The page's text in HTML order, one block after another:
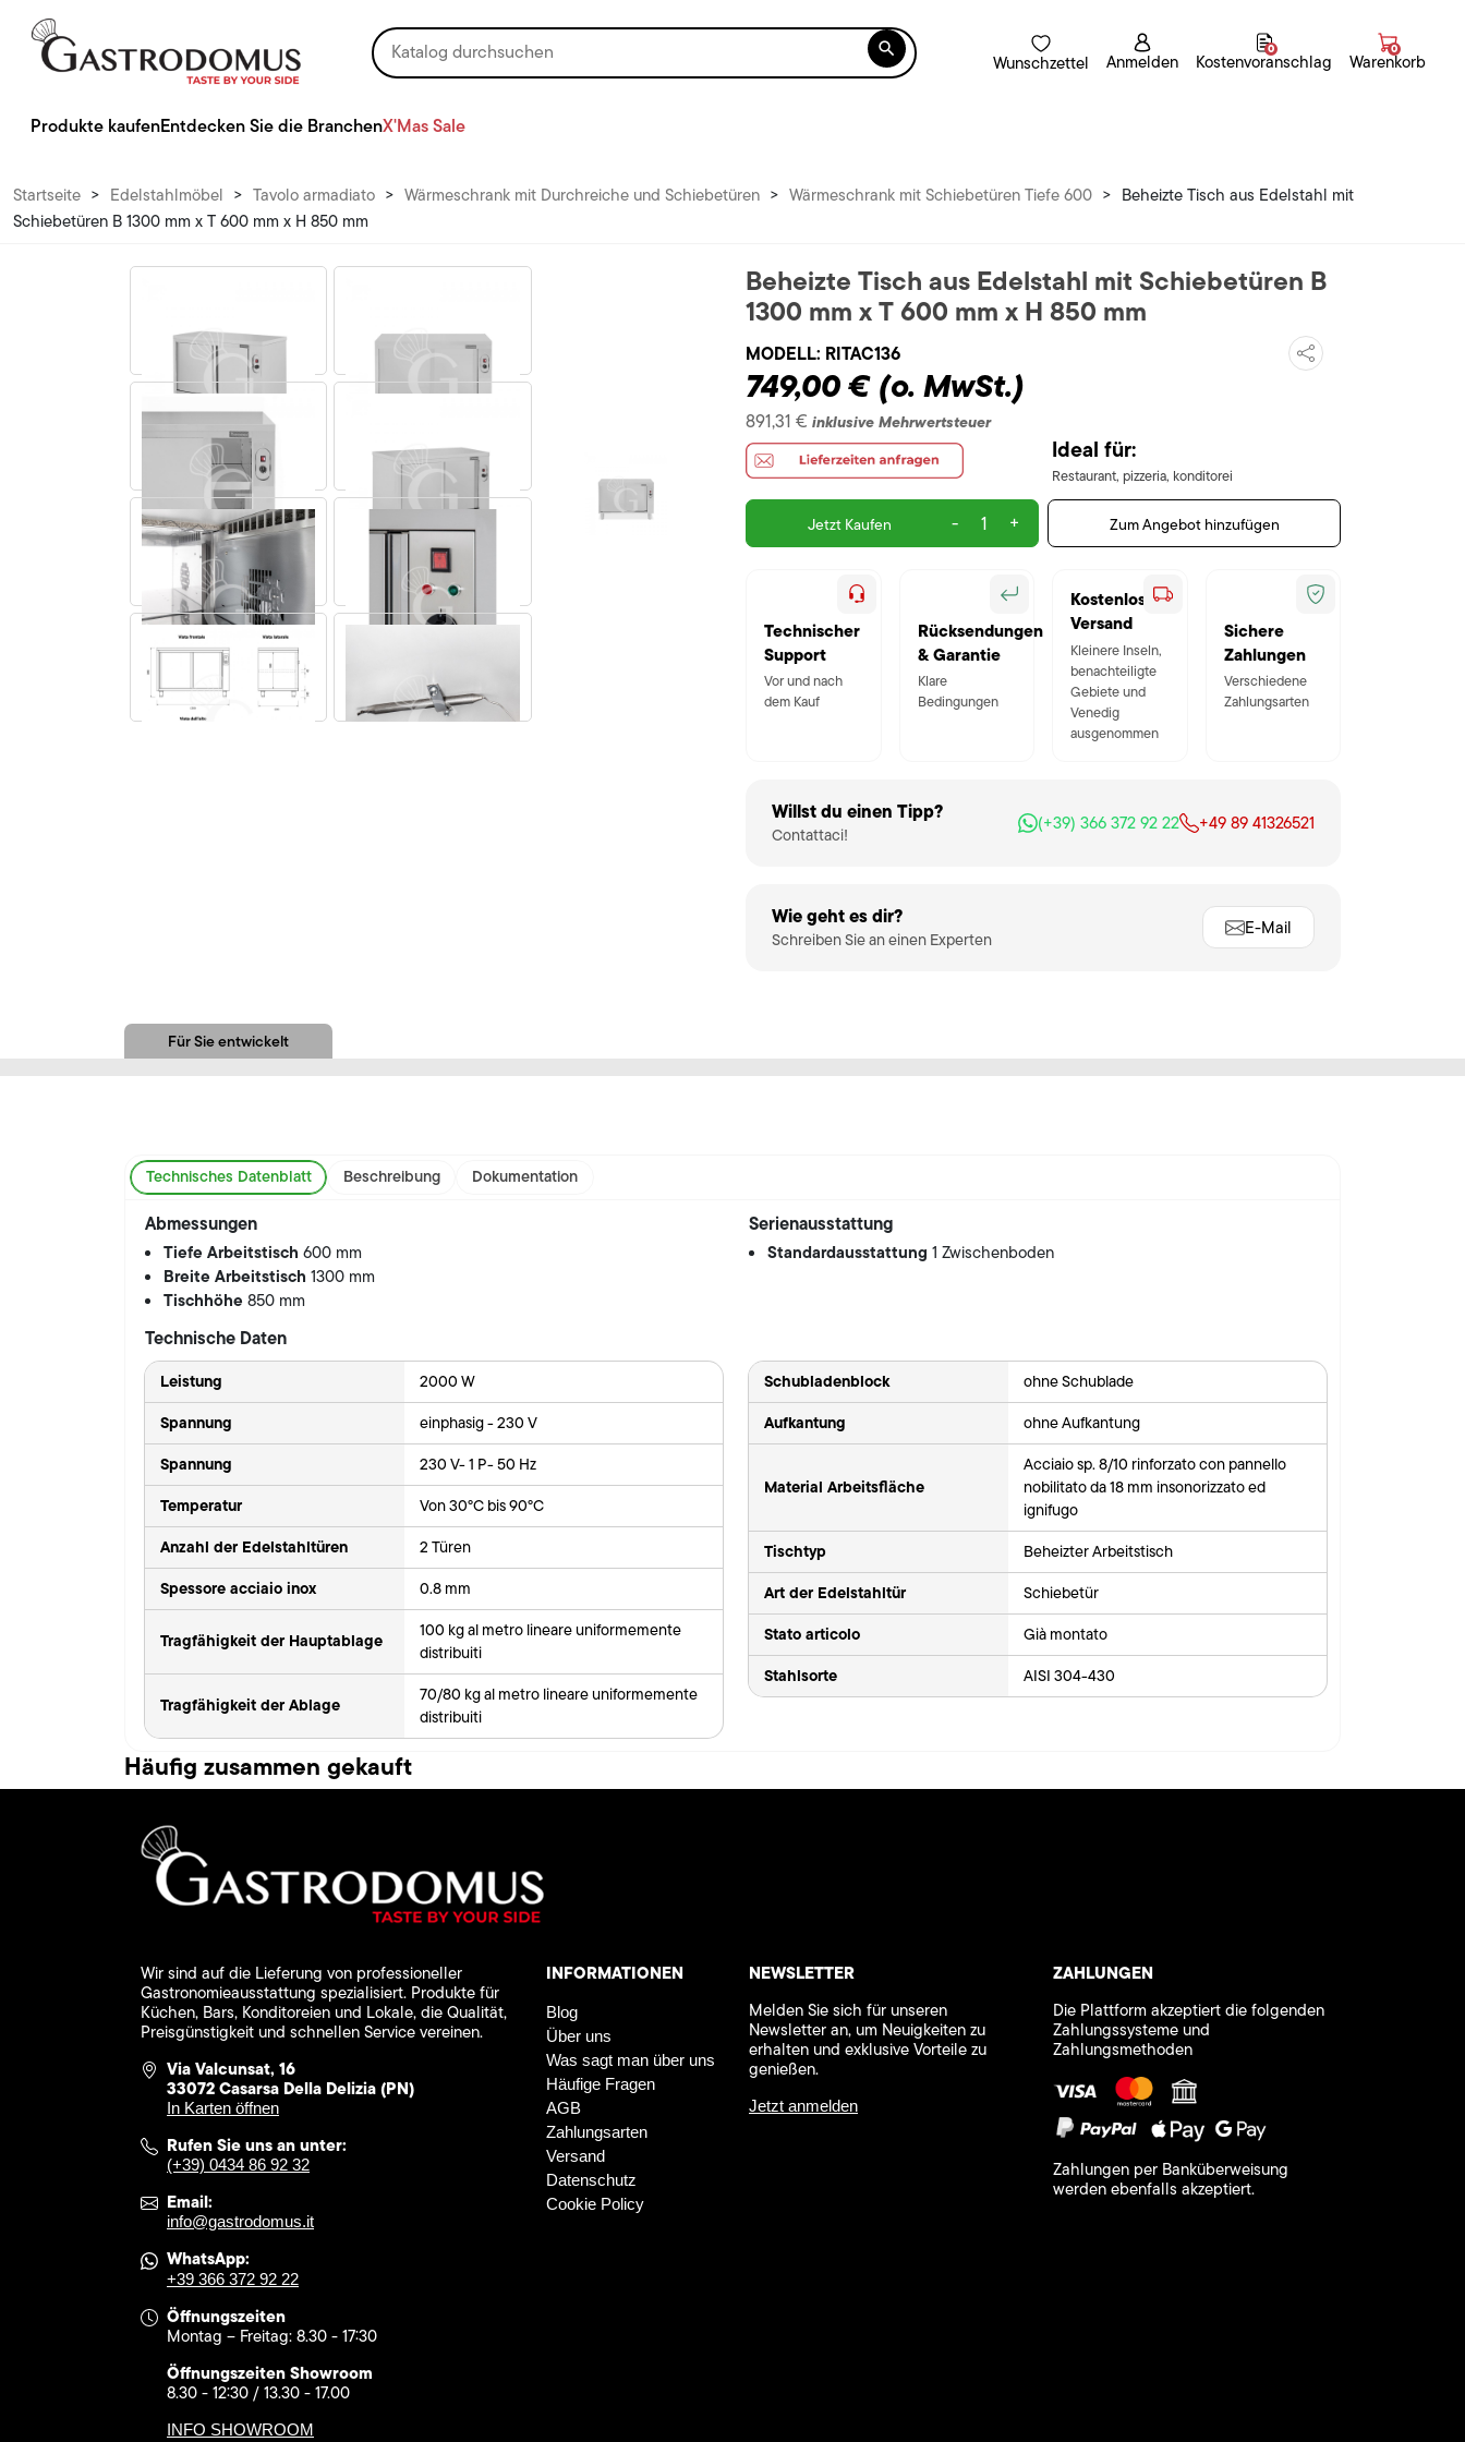

Wunschzettel Anmelden Kostenvoranschlag
0
Warenkorb
0
Produkte kaufenEntdecken Sie die BranchenX'Mas Sale
Startseite > Edelstahlmöbel > Tavolo armadiato > Wärmeschrank mit Durchreiche und Schiebetüren > Wärmeschrank mit Schiebetüren Tiefe 600 > Beheizte Tisch aus Edelstahl mit
Schiebetüren B 1300 mm x T 600 mm x H 850 mm
Beheizte Tisch aus Edelstahl mit Schiebetüren B
1300 mm x T 600 mm x H 850 mm
MODELL: RITAC136
749,00 € (o. MwSt.)
891,31 € inklusive Mehrwertsteuer
Ideal für:
Restaurant, pizzeria, konditorei
Jetzt Kaufen - + Zum Angebot hinzufügen
Technischer
Support
Vor und nach
dem Kauf
Rücksendungen
& Garantie
Klare
Bedingungen
Kostenloser
Versand
Kleinere Inseln,
benachteiligte
Gebiete und
Venedig
ausgenommen
Sichere
Zahlungen
Verschiedene
Zahlungsarten
Willst du einen Tipp?
Contattaci!
(+39) 366 372 92 22 +49 89 41326521
Wie geht es dir?
Schreiben Sie an einen Experten
E-Mail
Für Sie entwickelt
Technisches Datenblatt Beschreibung Dokumentation
Abmessungen
Tiefe Arbeitstisch600 mm
Breite Arbeitstisch1300 mm
Tischhöhe850 mm
Serienausstattung
Standardausstattung1 Zwischenboden
Technische Daten
Leistung 2000 W
Spannung einphasig - 230 V
Spannung 230 V- 1 P- 50 Hz
Temperatur Von 30°C bis 90°C
Anzahl der Edelstahltüren 2 Türen
Spessore acciaio inox 0.8 mm
Tragfähigkeit der Hauptablage
100 kg al metro lineare uniformemente
distribuiti
Tragfähigkeit der Ablage
70/80 kg al metro lineare uniformemente
distribuiti
Schubladenblock ohne Schublade
Aufkantung ohne Aufkantung
Material Arbeitsfläche
Acciaio sp. 8/10 rinforzato con pannello
nobilitato da 18 mm insonorizzato ed
ignifugo
Tischtyp Beheizter Arbeitstisch
Art der Edelstahltür Schiebetür
Stato articolo Già montato
Stahlsorte AISI 304-430
Häufig zusammen gekauft
Wir sind auf die Lieferung von professioneller
Gastronomieausstattung spezialisiert. Produkte für
Küchen, Bars, Konditoreien und Lokale, die Qualität,
Preisgünstigkeit und schnellen Service vereinen.
Via Valcunsat, 16
33072 Casarsa Della Delizia (PN)
In Karten öffnen
Rufen Sie uns an unter:
(+39) 0434 86 92 32
Email:
info@gastrodomus.it
WhatsApp:
+39 366 372 92 22
Öffnungszeiten
Montag – Freitag: 8.30 - 17:30
Öffnungszeiten Showroom
8.30 - 12:30 / 13.30 - 17.00
INFO SHOWROOM
INFORMATIONEN
Blog
Über uns
Was sagt man über uns
Häufige Fragen
AGB
Zahlungsarten
Versand
Datenschutz
Cookie Policy
NEWSLETTER
Melden Sie sich für unseren
Newsletter an, um Neuigkeiten zu
erhalten und exklusive Vorteile zu
genießen.
Jetzt anmelden
ZAHLUNGEN
Die Plattform akzeptiert die folgenden
Zahlungssysteme und
Zahlungsmethoden
Zahlungen per Banküberweisung
werden ebenfalls akzeptiert.